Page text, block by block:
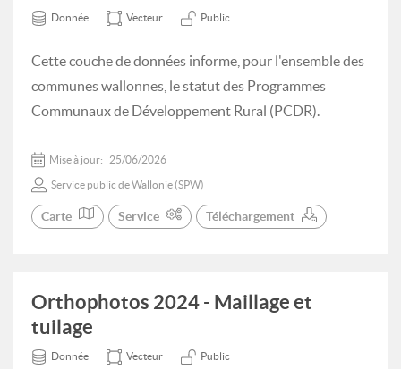
Donnée Vecteur Public
Cette couche de données informe, pour l'ensemble des
communes wallonnes, le statut des Programmes
Communaux de Développement Rural (PCDR).
Mise à jour: 25/06/2026
Service public de Wallonie (SPW)
Carte Service Téléchargement
Orthophotos 2024 - Maillage et
tuilage
Donnée Vecteur Public